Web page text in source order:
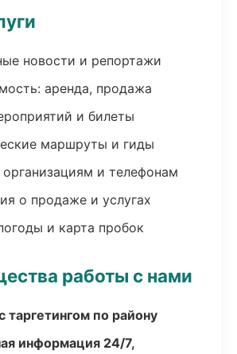
новости и репортажи
аренда, продажа
и билеты
маршруты и гиды
и телефонам
о продаже и услугах
и карта пробок
работы с нами
таргетингом по району
информация 24/7,